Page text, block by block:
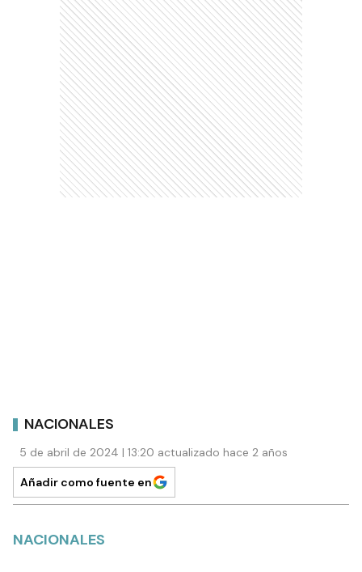
NACIONALES
5 de abril de 2024 | 13:20 actualizado hace 2 años
Añadir como fuente en
NACIONALES